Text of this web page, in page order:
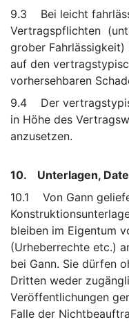
9.3 Bei leicht
Vertragspflichten
grober
auf den
vorhersehbaren
9.4 Der
in Höhe des
anzusetzen.
10. Unterlagen,
10.1 Von Gann
bleiben im Eigentum
(Urheberrechte etc.)
bei Gann. Sie dürfen
Dritten weder
Veröffentlichungen
Falle der